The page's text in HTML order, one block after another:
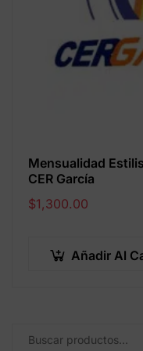
Mensualidad
CER García
$1,300.00
Añadir Al